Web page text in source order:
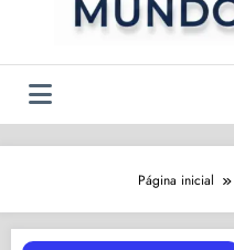
Página inicial